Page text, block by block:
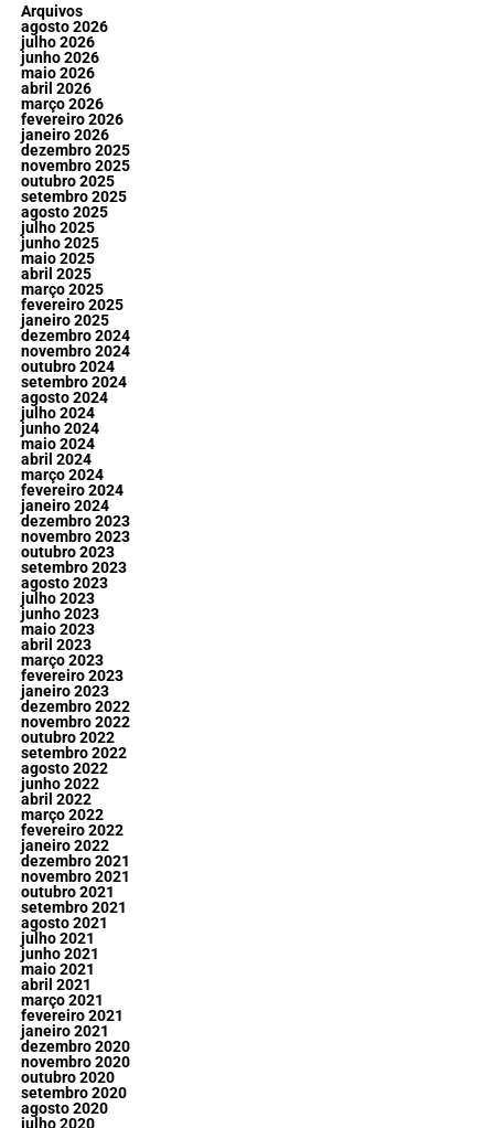
Arquivos
agosto 2026
julho 2026
junho 2026
maio 2026
abril 2026
março 2026
fevereiro 2026
janeiro 2026
dezembro 2025
novembro 2025
outubro 2025
setembro 2025
agosto 2025
julho 2025
junho 2025
maio 2025
abril 2025
março 2025
fevereiro 2025
janeiro 2025
dezembro 2024
novembro 2024
outubro 2024
setembro 2024
agosto 2024
julho 2024
junho 2024
maio 2024
abril 2024
março 2024
fevereiro 2024
janeiro 2024
dezembro 2023
novembro 2023
outubro 2023
setembro 2023
agosto 2023
julho 2023
junho 2023
maio 2023
abril 2023
março 2023
fevereiro 2023
janeiro 2023
dezembro 2022
novembro 2022
outubro 2022
setembro 2022
agosto 2022
junho 2022
abril 2022
março 2022
fevereiro 2022
janeiro 2022
dezembro 2021
novembro 2021
outubro 2021
setembro 2021
agosto 2021
julho 2021
junho 2021
maio 2021
abril 2021
março 2021
fevereiro 2021
janeiro 2021
dezembro 2020
novembro 2020
outubro 2020
setembro 2020
agosto 2020
julho 2020